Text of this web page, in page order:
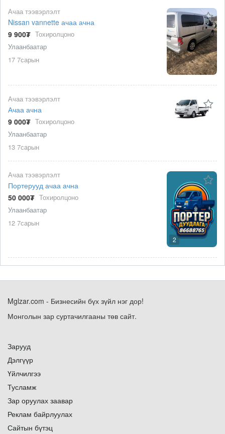
Ачаа тээвэрлэлт
Nissan vannette ачаа ачна
9 900₮ Тохиролцоно
Улаанбаатар
17 7сарын
Ачаа тээвэрлэлт
Ачаа ачна
9 000₮ Тохиролцоно
Улаанбаатар
13 7сарын
2
Ачаа тээвэрлэлт
Портерууд ачаа ачна
50 000₮ Тохиролцоно
Улаанбаатар
12 7сарын
Mglzar.com - Бизнесийн бүх зүйл нэг дор!
Монголын зар суртачилгааны төв сайт.
Зарууд
Дэлгүүр
Үйлчилгээ
Тусламж
Зар оруулах заавар
Реклам байрлуулах
Сайтын бүтэц